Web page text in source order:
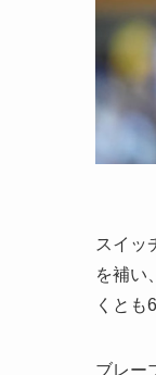
スイッ
を補い
くとも
ブレー